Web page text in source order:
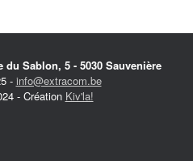
Sablon, 5 - 5030 Sauvenière
- info@extracom.be
- Création Kiv'la!